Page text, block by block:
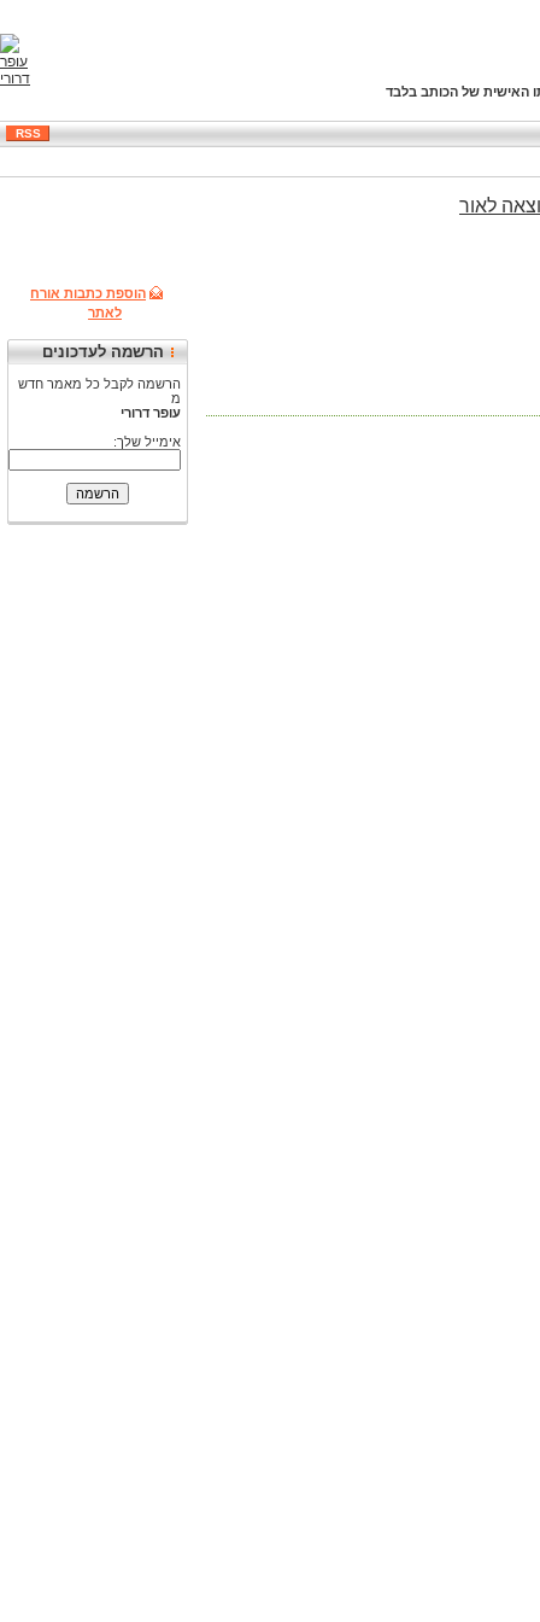
האישית של הכותב בלבד
RSS
הוספת כתבות אורח
לאתר
הרשמה לעדכונים
הרשמה לקבל כל מאמר חדש
מ
עופר דרורי
אימייל שלך:
לאור